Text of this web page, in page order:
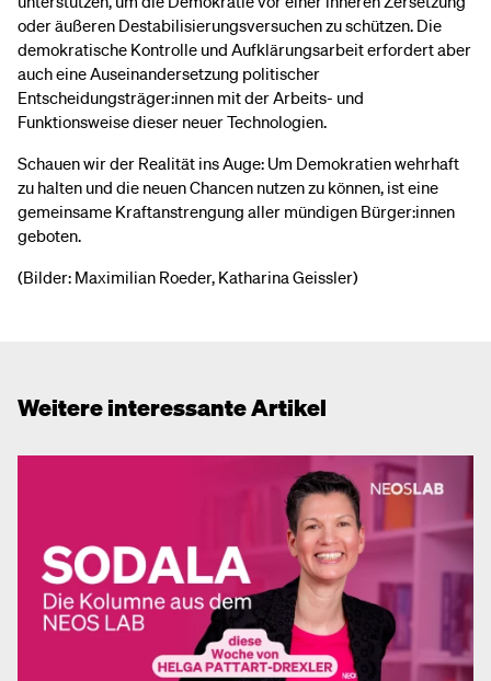
oder äußeren Destabilisierungsversuchen zu schützen. Die
demokratische Kontrolle und Aufklärungsarbeit erfordert aber
auch eine Auseinandersetzung politischer
Entscheidungsträger:innen mit der Arbeits- und
Funktionsweise dieser neuer Technologien.
Schauen wir der Realität ins Auge: Um Demokratien wehrhaft
zu halten und die neuen Chancen nutzen zu können, ist eine
gemeinsame Kraftanstrengung aller mündigen Bürger:innen
geboten.
(Bilder: Maximilian Roeder, Katharina Geissler)
Weitere interessante Artikel